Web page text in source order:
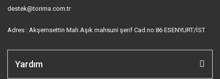
destek@torima.com.tr
Adres : Akşemsettin Mah.Aşık mahsuni şerif Cad.no:86 ESENYURT/İST
Yardım